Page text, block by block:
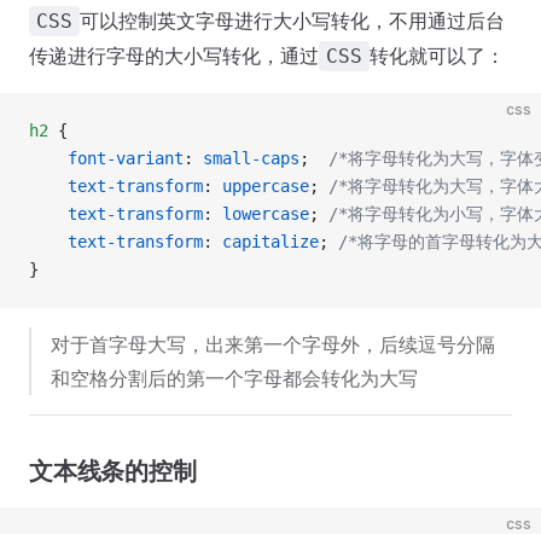
CSS 可以控制英文字母进行大小写转化，不用通过后台
传递进行字母的大小写转化，通过 CSS 转化就可以了：
css
h2 {
    font-variant
: small-caps ;
/*将字母转化为大写，字
    text-transform
: uppercase;
/*将字母转化为大写，字
    text-transform
: lowercase;
/*将字母转化为小写，字
    text-transform
: capitalize;
/*将字母的首字母转化为
}
对于首字母大写，出来第一个字母外，后续逗号分隔
和空格分割后的第一个字母都会转化为大写
文本线条的控制
css